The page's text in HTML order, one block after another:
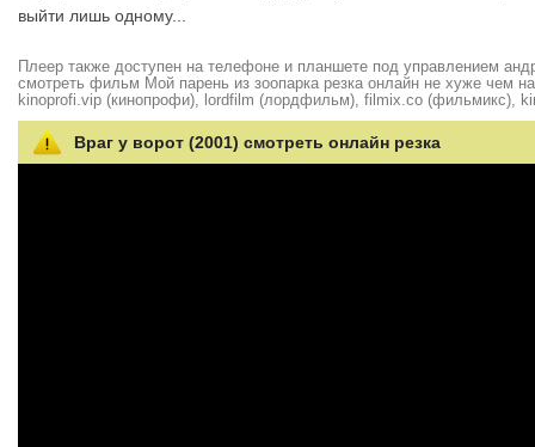
выйти лишь одному...
Плеер также доступен на телефоне и планшете под управлением
смотреть фильм Мой парень из зоопарка резка онлайн не хуже чем
kinoprofi.vip (кинопрофи), lordfilm (лордфильм), filmix.co (фильмикс),
Враг у ворот (2001) смотреть онлайн резка